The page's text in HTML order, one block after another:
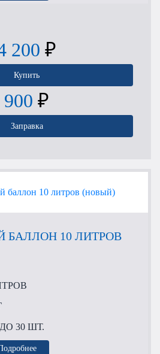
200 ₽
Купить
900 ₽
Заправка
БАЛЛОН 10 ЛИТРОВ
30 ШТ.